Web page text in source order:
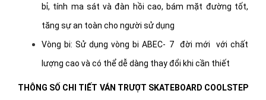
bỉ, tính ma sát và đàn hồi cao, bám mặt đường tốt,
tăng sự an toàn cho người sử dụng
Vòng bi: Sử dụng vòng bi ABEC- 7 đời mới với chất
lượng cao và có thể dễ dàng thay đổi khi cần thiết
THÔNG SỐ CHI TIẾT VÁN TRƯỢT SKATEBOARD COOLSTEP